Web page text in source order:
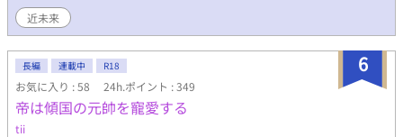
り着かないので泣く泣く15禁にしましたが まだまだ先の話ですが
最終最後から番外編数本は 18禁として公開する予定ですので その
近未来
6
長編 連載中 R18
お気に入り : 58 24h.ポイント : 349
帝は傾国の元帥を寵愛する
tii